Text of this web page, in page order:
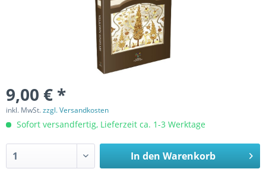
9,00 € *
inkl. MwSt.zzgl. Versandkosten
Sofort versandfertig, Lieferzeit ca. 1-3 Werktage
In den Warenkorb